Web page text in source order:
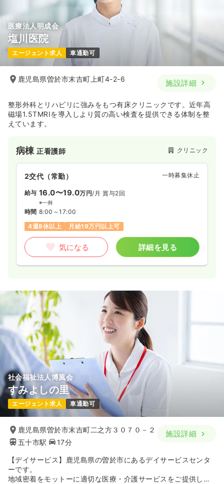
医療法人明成会
塩川医院
エージェント求人 車通勤可
鹿児島県曽於市末吉町上町4-2-6 施設詳細
整形外科とリハビリに強みをもつ有床クリニックです。近年高
磁場1.5TMRIを導入しより質の高い検査を提供できる体制を整
えています。
病棟正看護師 クリニック
2交代（常勤） 一時募集休止
給与 16.0〜19.0万円/月 賞与2回
※一例
時間 8:00～17:00
4週8休以上
月給19万円以上可
気になる 詳細を見る
社会福祉法人博風会
すみよしの里
エージェント求人 車通勤可
鹿児島県曽於市末吉町二之方３０７０－２
五十市駅
17分
施設詳細
【デイサービス】鹿児島県の曽於市にあるデイサービスセンタ
ーです。
地域密着をモットーに適切な医療・介護サービスをご提供して